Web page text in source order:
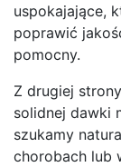
uspokajające,
poprawić
pomocny.
Z drugiej
solidnej dawki
szukamy
chorobach lub